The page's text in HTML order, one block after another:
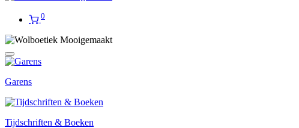
0
Garens
Tijdschriften & Boeken